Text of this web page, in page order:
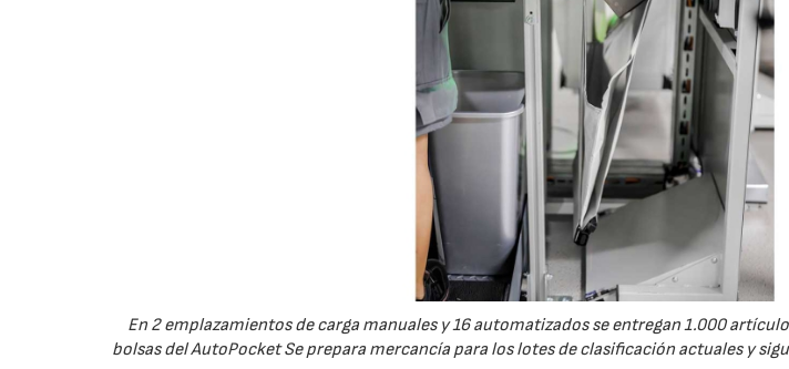
En 2 emplazamientos de carga manuales y 16 automatizados se entregan 1.000
bolsas del AutoPocket Se prepara mercancía para los lotes de clasificación actuales y